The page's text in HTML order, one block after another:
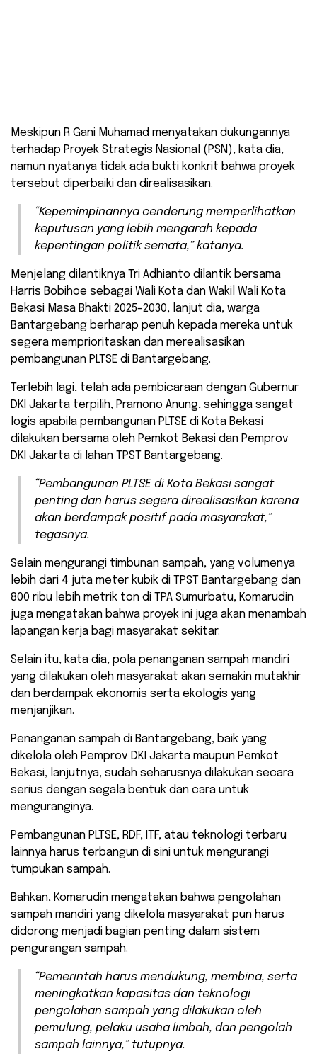
Meskipun R Gani Muhamad menyatakan dukungannya
terhadap Proyek Strategis Nasional (PSN), kata dia,
namun nyatanya tidak ada bukti konkrit bahwa proyek
tersebut diperbaiki dan direalisasikan.
“Kepemimpinannya cenderung memperlihatkan
keputusan yang lebih mengarah kepada
kepentingan politik semata,” katanya.
Menjelang dilantiknya Tri Adhianto dilantik bersama
Harris Bobihoe sebagai Wali Kota dan Wakil Wali Kota
Bekasi Masa Bhakti 2025-2030, lanjut dia, warga
Bantargebang berharap penuh kepada mereka untuk
segera memprioritaskan dan merealisasikan
pembangunan PLTSE di Bantargebang.
Terlebih lagi, telah ada pembicaraan dengan Gubernur
DKI Jakarta terpilih, Pramono Anung, sehingga sangat
logis apabila pembangunan PLTSE di Kota Bekasi
dilakukan bersama oleh Pemkot Bekasi dan Pemprov
DKI Jakarta di lahan TPST Bantargebang.
“Pembangunan PLTSE di Kota Bekasi sangat
penting dan harus segera direalisasikan karena
akan berdampak positif pada masyarakat,”
tegasnya.
Selain mengurangi timbunan sampah, yang volumenya
lebih dari 4 juta meter kubik di TPST Bantargebang dan
800 ribu lebih metrik ton di TPA Sumurbatu, Komarudin
juga mengatakan bahwa proyek ini juga akan menambah
lapangan kerja bagi masyarakat sekitar.
Selain itu, kata dia, pola penanganan sampah mandiri
yang dilakukan oleh masyarakat akan semakin mutakhir
dan berdampak ekonomis serta ekologis yang
menjanjikan.
Penanganan sampah di Bantargebang, baik yang
dikelola oleh Pemprov DKI Jakarta maupun Pemkot
Bekasi, lanjutnya, sudah seharusnya dilakukan secara
serius dengan segala bentuk dan cara untuk
menguranginya.
Pembangunan PLTSE, RDF, ITF, atau teknologi terbaru
lainnya harus terbangun di sini untuk mengurangi
tumpukan sampah.
Bahkan, Komarudin mengatakan bahwa pengolahan
sampah mandiri yang dikelola masyarakat pun harus
didorong menjadi bagian penting dalam sistem
pengurangan sampah.
“Pemerintah harus mendukung, membina, serta
meningkatkan kapasitas dan teknologi
pengolahan sampah yang dilakukan oleh
pemulung, pelaku usaha limbah, dan pengolah
sampah lainnya,” tutupnya.